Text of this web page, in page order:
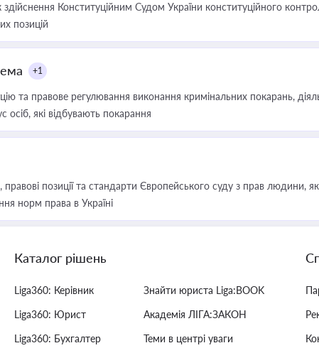
Конституційним Судом України конституційного
позицій
+1
та правове регулювання виконання кримінальних покарань,
осіб, які відбувають покарання
позиції та стандарти Європейського суду з прав людини,
норм права в Україні
Каталог рішень
Liga360: Керівник
Liga360: Юрист
Liga360: Бухгалтер
Знайти юриста Liga:BOOK
Академія ЛІГА:ЗАКОН
Теми в центрі уваги